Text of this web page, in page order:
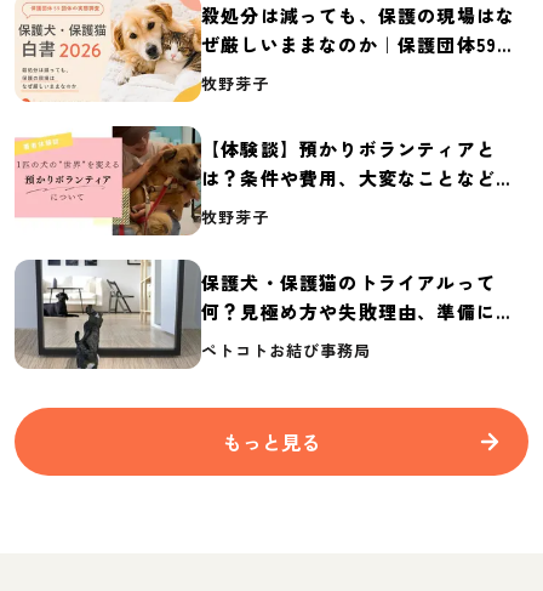
殺処分は減っても、保護の現場はな
ぜ厳しいままなのか｜保護団体59団
体の実態調査【保護犬・保護猫白書
牧野芽子
【体験談】預かりボランティアと
は？条件や費用、大変なことなど紹
介
牧野芽子
保護犬・保護猫のトライアルって
何？見極め方や失敗理由、準備に必
要なものを紹介
ペトコトお結び事務局
もっと見る